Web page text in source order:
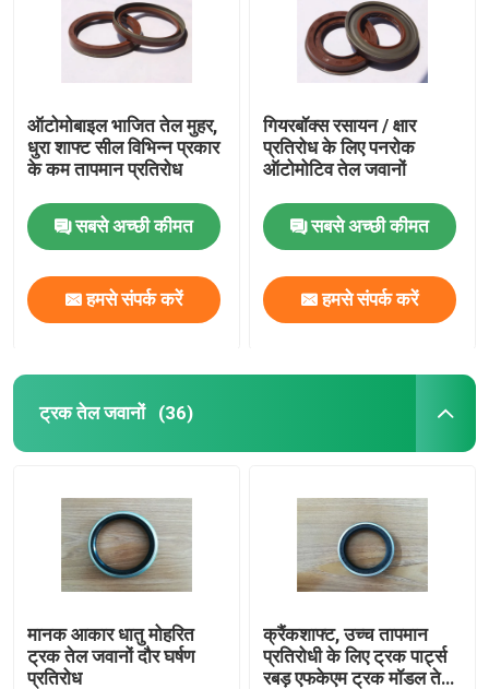
ऑटोमोबाइल भाजित तेल मुहर,
धुरा शाफ्ट सील विभिन्न प्रकार
के कम तापमान प्रतिरोध
सबसे अच्छी कीमत
हमसे संपर्क करें
गियरबॉक्स रसायन / क्षार
प्रतिरोध के लिए पनरोक
ऑटोमोटिव तेल जवानों
सबसे अच्छी कीमत
हमसे संपर्क करें
ट्रक तेल जवानों (36)
मानक आकार धातु मोहरित
ट्रक तेल जवानों दौर घर्षण
प्रतिरोध
क्रैंकशाफ्ट, उच्च तापमान
प्रतिरोधी के लिए ट्रक पार्ट्स
रबड़ एफकेएम ट्रक मॉडल तेल